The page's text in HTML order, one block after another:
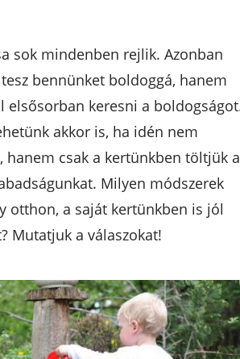
sok mindenben rejlik. Azonban
bennünket boldoggá, hanem
elsősorban keresni a
akkor is, ha idén nem
hanem csak a kertünkben töltjük a
Milyen módszerek
otthon, a saját kertünkben is jól
Mutatjuk a válaszokat!